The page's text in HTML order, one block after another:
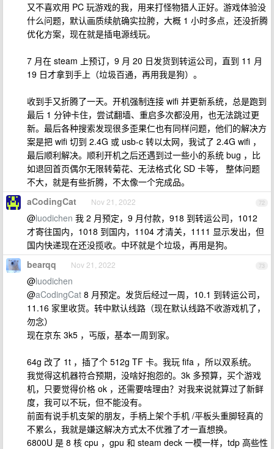
又不喜欢用 PC 玩游戏的我，用来打怪物猎人正好。游戏体验没
什么问题，默认画质续航确实拉胯，大概 1 小时多点，还没折腾
优化方案，现在就是插电源线玩。
7 月在 steam 上预订，9 月 20 日发货到转运公司，直到 11 月
19 日才拿到手上（垃圾百通，再用我是狗）。
收到手又折腾了一天。开机强制连接 wifi 并更新系统，总是跑到
最后 1 分钟卡住，尝试翻墙、重启多次都没用，也无法跳过更
新。最后各种搜索发现很多歪果仁也有同样问题，他们的解决方
案是把 wifi 切到 2.4G 或 usb-c 转以太网，我试了 2.4G wifi ，
最后顺利解决。顺利开机之后还遇到过一些小的系统 bug ，比
如退回首页偶尔无限转菊花、无法格式化 SD 卡等， 整体问题
不大，就是有些折腾，不太像一个完成品。
72
aCodingCat Nov 21, 2022
@luodichen 我 2 月预定，9 月付款，918 到转运公司，1012
才寄往国内，1018 到国内，1104 才清关，1111 显示发出，但
国内快递现在还没揽收。中环就是个垃圾，再用是狗。
73
bearqq Nov 21, 2022
@luodichen
@aCodingCat 8 月预定。发货后经过一周，10.1 到转运公司，
11.16 家里收货。转中默认线路（现在默认线路不收游戏机了，
勿念）
现在京东 3k5 ，丐版，基本一周到家。
64g 改了 1t ，插了个 512g TF 卡。我玩 fifa ，所以双系统。
我觉得这机器符合预期，没啥好抱怨的。3k 多预算，买个游戏
机，只要觉得价格 ok ，还需要啥理由？对我来说就算过了新鲜
度，我可以不玩，但不能没有。
前面有说手机支架的朋友，手柄上架个手机 /平板头重脚轻真的
不累么，我就是嫌这解决方式太不优雅了才一直想换。
6800U 是 8 核 cpu ，gpu 和 steam deck 一模一样，tdp 高些性